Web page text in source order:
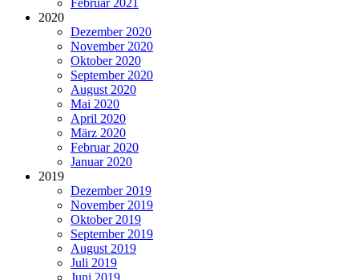
2020
Dezember 2020
November 2020
Oktober 2020
September 2020
August 2020
Mai 2020
April 2020
März 2020
Februar 2020
Januar 2020
2019
Dezember 2019
November 2019
Oktober 2019
September 2019
August 2019
Juli 2019
Juni 2019